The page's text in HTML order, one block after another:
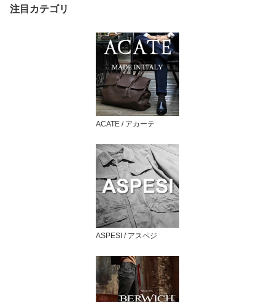
注目カテゴリ
ACATE / アカーテ
ASPESI / アスペジ